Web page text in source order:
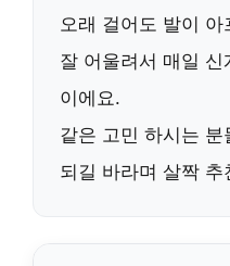
오래 걸어도 발이
잘 어울려서 매일
이에요.
같은 고민 하시는 분
되길 바라며 살짝 추